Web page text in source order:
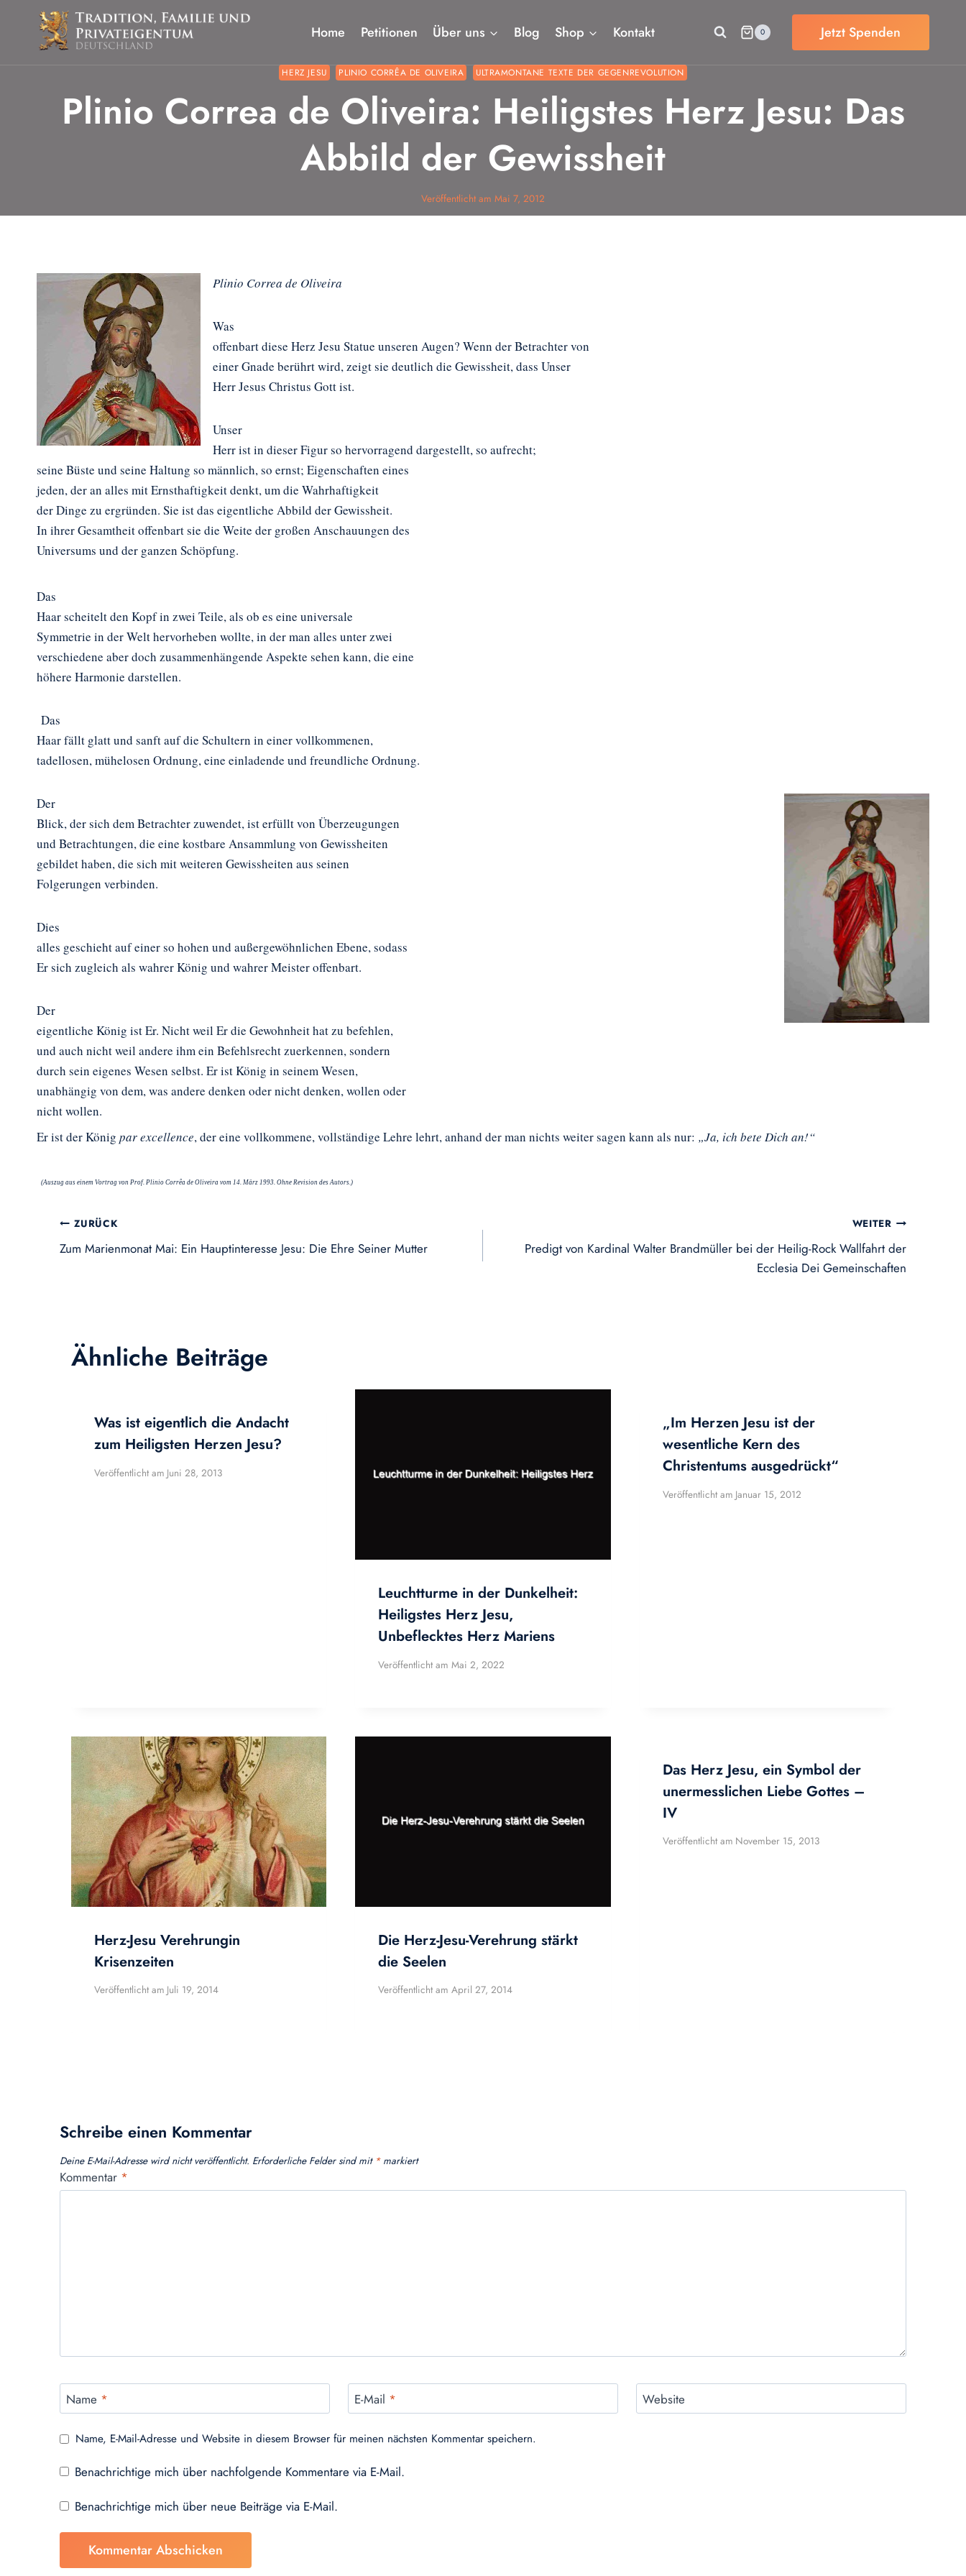
springen
Home Petitionen Über uns Blog Shop Kontakt 0 Jetzt Spenden
HERZ JESU PLINIO CORRÊA DE OLIVEIRA ULTRAMONTANE TEXTE DER GEGENREVOLUTION
Plinio Correa de Oliveira: Heiligstes Herz Jesu: Das
Abbild der Gewissheit
Veröffentlicht am Mai 7, 2012
Plinio Correa de Oliveira
Was
offenbart diese Herz Jesu Statue unseren Augen? Wenn der Betrachter von
einer Gnade berührt wird, zeigt sie deutlich die Gewissheit, dass Unser
Herr Jesus Christus Gott ist.
Unser
Herr ist in dieser Figur so hervorragend dargestellt, so aufrecht;
seine Büste und seine Haltung so männlich, so ernst; Eigenschaften eines
jeden, der an alles mit Ernsthaftigkeit denkt, um die Wahrhaftigkeit
der Dinge zu ergründen. Sie ist das eigentliche Abbild der Gewissheit.
In ihrer Gesamtheit offenbart sie die Weite der großen Anschauungen des
Universums und der ganzen Schöpfung.
Das
Haar scheitelt den Kopf in zwei Teile, als ob es eine universale
Symmetrie in der Welt hervorheben wollte, in der man alles unter zwei
verschiedene aber doch zusammenhängende Aspekte sehen kann, die eine
höhere Harmonie darstellen.
Das
Haar fällt glatt und sanft auf die Schultern in einer vollkommenen,
tadellosen, mühelosen Ordnung, eine einladende und freundliche Ordnung.
Der
Blick, der sich dem Betrachter zuwendet, ist erfüllt von Überzeugungen
und Betrachtungen, die eine kostbare Ansammlung von Gewissheiten
gebildet haben, die sich mit weiteren Gewissheiten aus seinen
Folgerungen verbinden.
Dies
alles geschieht auf einer so hohen und außergewöhnlichen Ebene, sodass
Er sich zugleich als wahrer König und wahrer Meister offenbart.
Der
eigentliche König ist Er. Nicht weil Er die Gewohnheit hat zu befehlen,
und auch nicht weil andere ihm ein Befehlsrecht zuerkennen, sondern
durch sein eigenes Wesen selbst. Er ist König in seinem Wesen,
unabhängig von dem, was andere denken oder nicht denken, wollen oder
nicht wollen.
Er ist der König par excellence, der eine vollkommene, vollständige Lehre lehrt, anhand der man nichts weiter sagen kann als nur: „Ja, ich bete Dich an!“
(Auszug aus einem Vortrag von Prof. Plinio Corrêa de Oliveira vom 14. März 1993. Ohne Revision des Autors.)
Beitragsnavigation
ZURÜCK
Zum Marienmonat Mai: Ein Hauptinteresse Jesu: Die Ehre Seiner Mutter
WEITER
Predigt von Kardinal Walter Brandmüller bei der Heilig-Rock Wallfahrt der
Ecclesia Dei Gemeinschaften
Ähnliche Beiträge
Was ist eigentlich die Andacht
zum Heiligsten Herzen Jesu?
Veröffentlicht am Juni 28, 2013
Leuchtturme in der Dunkelheit:
Heiligstes Herz Jesu,
Unbeflecktes Herz Mariens
Veröffentlicht am Mai 2, 2022
„Im Herzen Jesu ist der
wesentliche Kern des
Christentums ausgedrückt“
Veröffentlicht am Januar 15, 2012
Herz-Jesu Verehrungin
Krisenzeiten
Veröffentlicht am Juli 19, 2014
Die Herz-Jesu-Verehrung stärkt
die Seelen
Veröffentlicht am April 27, 2014
Das Herz Jesu, ein Symbol der
unermesslichen Liebe Gottes –
IV
Veröffentlicht am November 15, 2013
Schreibe einen Kommentar
Deine E-Mail-Adresse wird nicht veröffentlicht. Erforderliche Felder sind mit *markiert
Kommentar *
Name * E-Mail * Website
Name, E-Mail-Adresse und Website in diesem Browser für meinen nächsten Kommentar speichern.
Benachrichtige mich über nachfolgende Kommentare via E-Mail.
Benachrichtige mich über neue Beiträge via E-Mail.